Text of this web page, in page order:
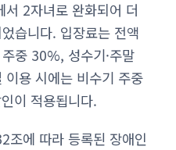
2자녀로 완화되어 더
습니다. 입장료는 전액
중 30%, 성수기·주말
용 시에는 비수기 주중
이 적용됩니다.
조에 따라 등록된 장애인